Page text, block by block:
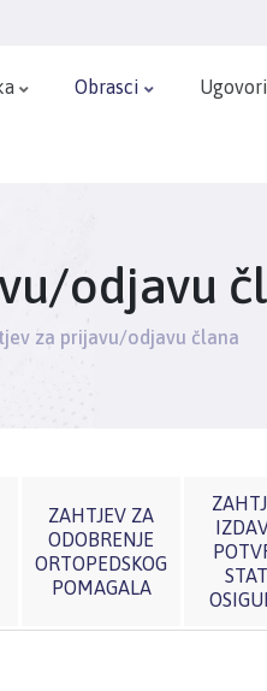
Obrasci
odjavu
za prijavu/odjavu člana
ZAHTJEV ZA
ODOBRENJE
ORTOPEDSKOG
POMAGALA